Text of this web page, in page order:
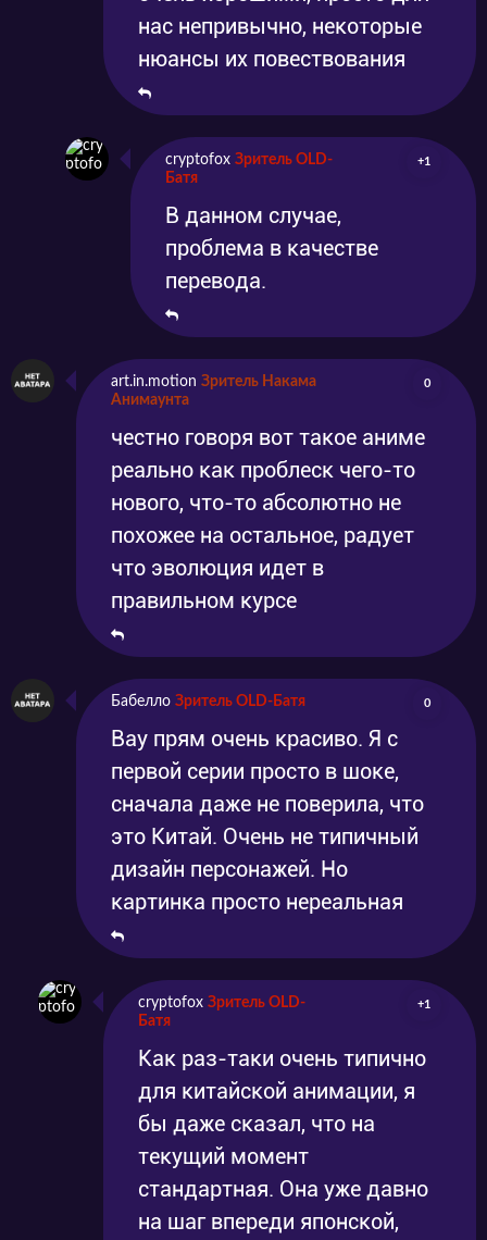
нас непривычно, некоторые
нюансы их повествования
cryptofox Зритель OLD-
Батя
+1
В данном случае,
проблема в качестве
перевода.
art.in.motion Зритель Накама
Анимаунта
0
честно говоря вот такое аниме
реально как проблеск чего-то
нового, что-то абсолютно не
похожее на остальное, радует
что эволюция идет в
правильном курсе
Бабелло Зритель OLD-Батя 0
Вау прям очень красиво. Я с
первой серии просто в шоке,
сначала даже не поверила, что
это Китай. Очень не типичный
дизайн персонажей. Но
картинка просто нереальная
cryptofox Зритель OLD-
Батя
+1
Как раз-таки очень типично
для китайской анимации, я
бы даже сказал, что на
текущий момент
стандартная. Она уже давно
на шаг впереди японской,